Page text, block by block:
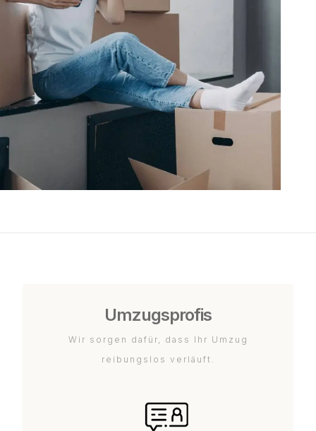
Umzugsprofis
Wir sorgen dafür, dass Ihr Umzug
reibungslos verläuft.